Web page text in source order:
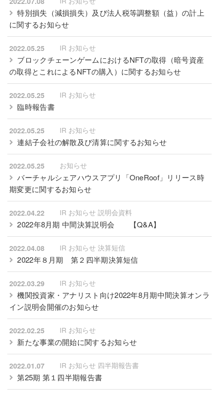
特別損失（減損損失）及び法人税等調整額（益）の計上
に関するお知らせ
2022.05.25 IR お知らせ
ブロックチェーンゲームにおけるNFTの取得（暗号資産
の取得とこれによるNFTの購入）に関するお知らせ
2022.05.25 IR お知らせ
臨時報告書
2022.05.25 IR お知らせ
連結子会社の解散及び清算に関するお知らせ
2022.05.25 お知らせ
バーチャルシェアハウスアプリ「OneRoof」リリース時
期変更に関するお知らせ
2022.04.22 IR お知らせ 説明会資料
2022年8月期 中間決算説明会 【Q&A】
2022.04.08 IR お知らせ 決算短信
2022年８月期 第２四半期決算短信
2022.03.29 IR お知らせ
機関投資家・アナリスト向け2022年8月期中間決算オンラ
イン説明会開催のお知らせ
2022.02.25 IR お知らせ
新たな事業の開始に関するお知らせ
2022.01.07 IR お知らせ 四半期報告書
第25期 第１四半期報告書